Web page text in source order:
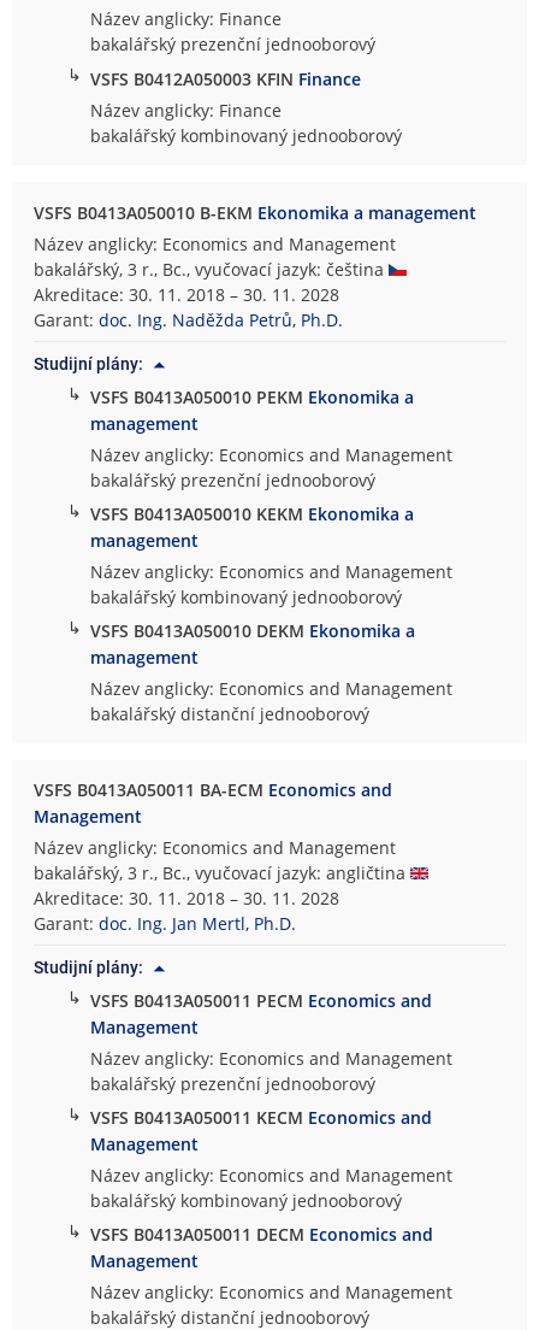
Název anglicky: Finance
bakalářský prezenční jednooborový
↳ VSFS B0412A050003 KFIN Finance
Název anglicky: Finance
bakalářský kombinovaný jednooborový
VSFS B0413A050010 B-EKM Ekonomika a management
Název anglicky: Economics and Management
bakalářský, 3 r., Bc., vyučovací jazyk: čeština
Akreditace: 30. 11. 2018 – 30. 11. 2028
Garant:doc. Ing. Naděžda Petrů, Ph.D.
Studijní plány:
↳ VSFS B0413A050010 PEKM Ekonomika a
management
Název anglicky: Economics and Management
bakalářský prezenční jednooborový
↳ VSFS B0413A050010 KEKM Ekonomika a
management
Název anglicky: Economics and Management
bakalářský kombinovaný jednooborový
↳ VSFS B0413A050010 DEKM Ekonomika a
management
Název anglicky: Economics and Management
bakalářský distanční jednooborový
VSFS B0413A050011 BA-ECM Economics and
Management
Název anglicky: Economics and Management
bakalářský, 3 r., Bc., vyučovací jazyk: angličtina
Akreditace: 30. 11. 2018 – 30. 11. 2028
Garant:doc. Ing. Jan Mertl, Ph.D.
Studijní plány:
↳ VSFS B0413A050011 PECM Economics and
Management
Název anglicky: Economics and Management
bakalářský prezenční jednooborový
↳ VSFS B0413A050011 KECM Economics and
Management
Název anglicky: Economics and Management
bakalářský kombinovaný jednooborový
↳ VSFS B0413A050011 DECM Economics and
Management
Název anglicky: Economics and Management
bakalářský distanční jednooborový